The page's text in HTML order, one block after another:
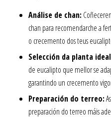
Análise de chan:
chan para recomendarche a
o crecemento dos teus
Selección da planta
de eucalipto que mellor se
garantindo un crecemento
Preparación do terreo:
preparación do terreo máis